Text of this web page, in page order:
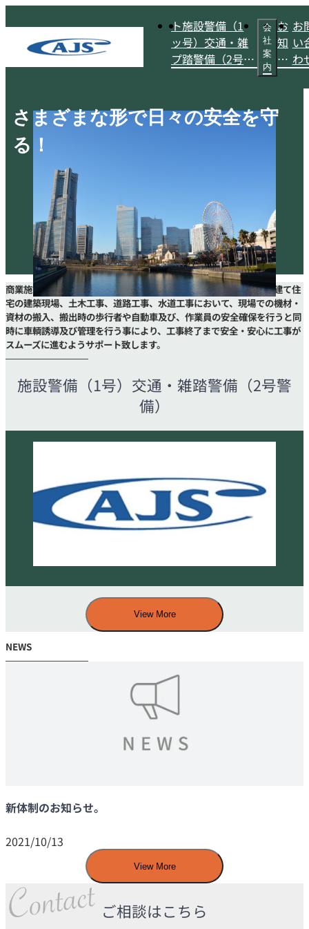
ト
ッ
プ
施設警備（1
号）交通・雑
踏警備（2号警
会
社
案
内
お
知
ら
せ
お
い
わ
さまざまな形で日々の安全を守
る！
商業施設・マンション常駐警備、ビル、マンション、アパート、戸建て住
宅の建築現場、土木工事、道路工事、水道工事において、現場での機材・
資材の搬入、搬出時の歩行者や自動車及び、作業員の安全確保を行うと同
時に車輌誘導及び管理を行う事により、工事終了まで安全・安心に工事が
スムーズに進むようサポート致します。
施設警備（1号）交通・雑踏警備（2号警
備）
View More
NEWS
新体制のお知らせ。
2021/10/13
View More
ご相談はこちら